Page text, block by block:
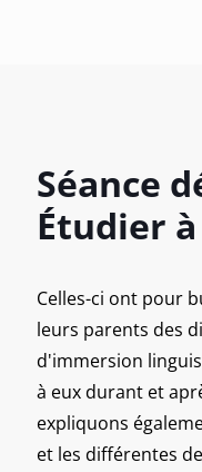
Séance
Étudier
Celles-ci ont pour
leurs parents des
d'immersion
à eux durant et
expliquons
et les différentes